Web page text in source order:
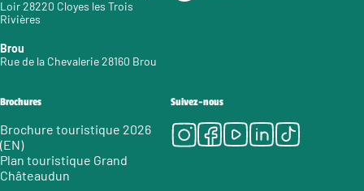
Loir 28220 Cloyes les Trois
Rivières
Brou
Rue de la Chevalerie 28160 Brou
Brochures
Brochure touristique 2026
(EN)
Plan touristique Grand
Châteaudun
Suivez-nous
Instagram
Facebook
Youtube
LinkedIn
Tiktok